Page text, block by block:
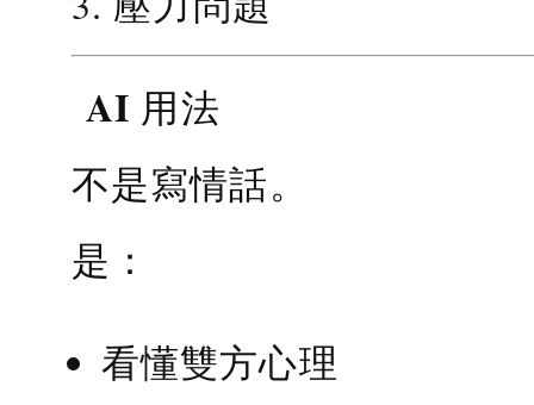
AI 用法
不是寫情話。
是：
看懂雙方心理